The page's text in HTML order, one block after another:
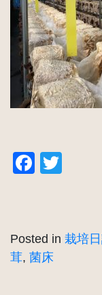
Posted in 栽培
茸, 菌床